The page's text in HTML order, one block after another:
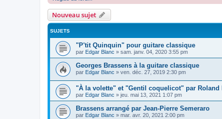
Nouveau sujet
SUJETS
"P'tit Quinquin" pour guitare classique
par Edgar Blanc » sam. janv. 04, 2020 3:55 pm
Georges Brassens à la guitare classique
par Edgar Blanc » ven. déc. 27, 2019 2:30 pm
"À la volette" et "Gentil coquelicot" par Roland
par Edgar Blanc » jeu. mai 13, 2021 1:07 pm
Brassens arrangé par Jean-Pierre Semeraro
par Edgar Blanc » mar. avr. 20, 2021 2:00 pm